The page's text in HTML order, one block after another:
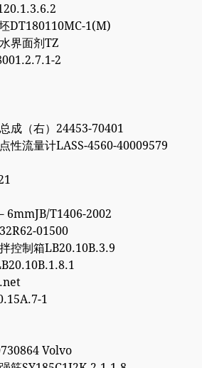
DT180110MC-1(M)
界面剂TZ
2
成（右）24453-70401
性流量计LASS-4560-40009579
6mmJB/T1406-2002
01500
控制箱LB20.10B.3.9
1
Volvo